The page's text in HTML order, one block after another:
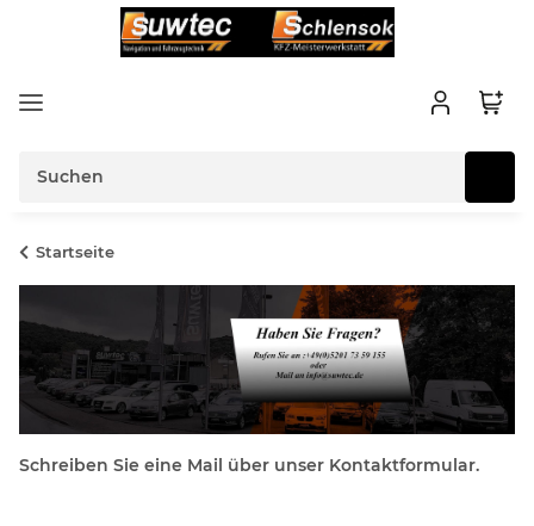
Startseite
Schreiben Sie eine Mail über unser Kontaktformular.